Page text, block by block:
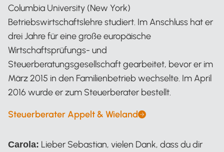
Sebastian Wieland
Columbia University (New York)
Betriebswirtschaftslehre studiert. Im Anschluss hat er
drei Jahre für eine große europäische
Wirtschaftsprüfungs- und
Steuerberatungsgesellschaft gearbeitet, bevor er im
März 2015 in den Familienbetrieb wechselte. Im April
2016 wurde er zum Steuerberater bestellt.
Steuerberater Appelt & Wieland
Carola: Lieber Sebastian, vielen Dank, dass du dir